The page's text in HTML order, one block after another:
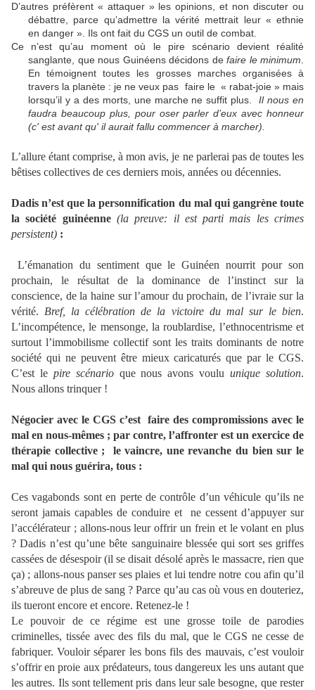
D’autres préfèrent « attaquer » les opinions, et non discuter ou
débattre, parce qu’admettre la vérité mettrait leur « ethnie
en danger ». Ils ont fait du CGS un outil de combat.
Ce n’est qu’au moment où le pire scénario devient réalité
sanglante, que nous Guinéens décidons de faire le minimum
En témoignent toutes les grosses marches organisées à
travers la planète : je ne veux pas faire le « rabat-joie » mais
lorsqu’il y a des morts, une marche ne suffit plus.Il nous en
faudra beaucoup plus, pour oser parler d’eux avec honneur
(c' est avant qu' il aurait fallu commencer à marcher).
L’allure étant comprise, à mon avis, je ne parlerai pas de toutes les
bêtises collectives de ces derniers mois, années ou décennies.
Dadis n’est que la personnification du mal qui gangrène toute
la société guinéenne (la preuve: il est parti mais les crimes
persistent) :
L’émanation du sentiment que le Guinéen nourrit pour son
prochain, le résultat de la dominance de l’instinct sur la
conscience, de la haine sur l’amour du prochain, de l’ivraie sur la
vérité. Bref, la célébration de la victoire du mal sur le bien.
L’incompétence, le mensonge, la roublardise, l’ethnocentrisme et
surtout l’immobilisme collectif sont les traits dominants de notre
société qui ne peuvent être mieux caricaturés que par le CGS.
C’est le pire scénarioque nous avons vouluunique solution.
Nous allons trinquer !
Négocier avec le CGS c’est faire des compromissions avec le
mal en nous-mêmes ; par contre, l’affronter est un exercice de
thérapie collective ; le vaincre, une revanche du bien sur le
mal qui nous guérira, tous :
Ces vagabonds sont en perte de contrôle d’un véhicule qu’ils ne
seront jamais capables de conduire et ne cessent d’appuyer sur
l’accélérateur ; allons-nous leur offrir un frein et le volant en plus
? Dadis n’est qu’une bête sanguinaire blessée qui sort ses griffes
cassées de désespoir (il se disait désolé après le massacre, rien que
ça) ; allons-nous panser ses plaies et lui tendre notre cou afin qu’il
s’abreuve de plus de sang ? Parce qu’au cas où vous en douteriez,
ils tueront encore et encore. Retenez-le !
Le pouvoir de ce régime est une grosse toile de parodies
criminelles, tissée avec des fils du mal, que le CGS ne cesse de
fabriquer. Vouloir séparer les bons fils des mauvais, c’est vouloir
s’offrir en proie aux prédateurs, tous dangereux les uns autant que
les autres. Ils sont tellement pris dans leur sale besogne, que rester